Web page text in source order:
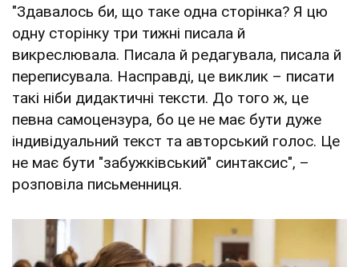
"Здавалось би, що таке одна сторінка? Я цю
одну сторінку три тижні писала й
викреслювала. Писала й редагувала, писала й
переписувала. Насправді, це виклик – писати
такі ніби дидактичні тексти. До того ж, це
певна самоцензура, бо це не має бути дуже
індивідуальний текст та авторський голос. Це
не має бути "забужківський" синтаксис", –
розповіла письменниця.